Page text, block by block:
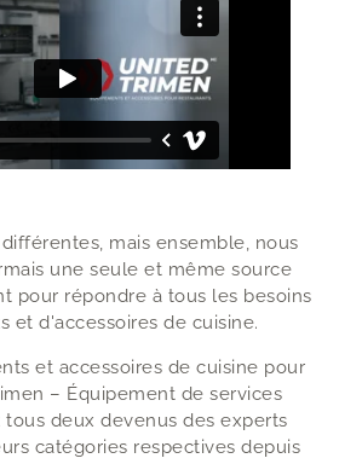
mais ensemble, nous
une seule et même source
pour répondre à tous les besoins
et d'accessoires de cuisine.
et accessoires de cuisine pour
– Équipement de services
deux devenus des experts
catégories respectives depuis